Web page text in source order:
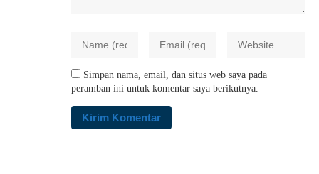
Simpan nama, email, dan situs web saya pada
peramban ini untuk komentar saya berikutnya.